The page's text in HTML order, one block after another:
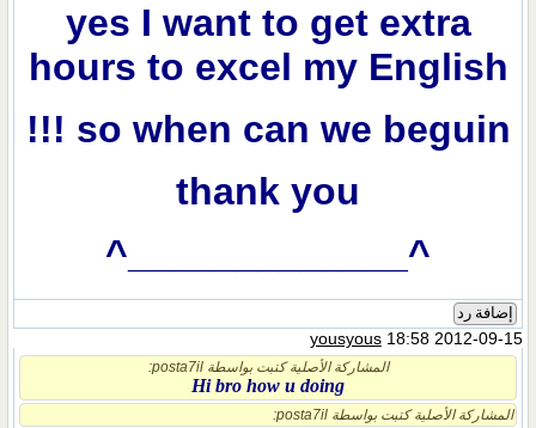
yes I want to get extra
hours to excel my English
so when can we beguin !!!
thank you
^_____________^
إضافة رد
yousyous18:58 2012-09-15
المشاركة الأصلية كتبت بواسطة posta7il:
Hi bro how u doing
المشاركة الأصلية كتبت بواسطة posta7il: